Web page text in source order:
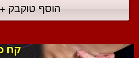
הוסף טוקבק +